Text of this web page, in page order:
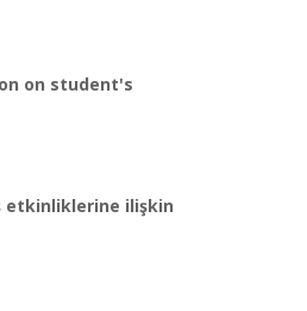
on student's
etkinliklerine ilişkin